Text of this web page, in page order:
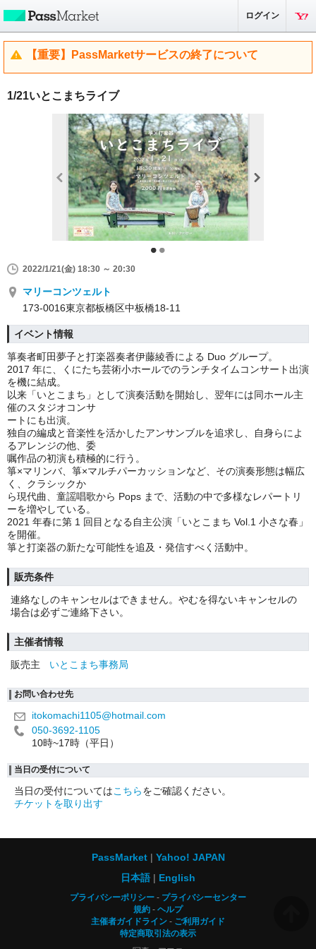
ログイン
【重要】PassMarketサービスの終了について
1/21いとこまちライブ
2022/1/21(金) 18:30 ～ 20:30
マリーコンツェルト
173-0016東京都板橋区中板橋18-11
イベント情報
箏奏者町田夢子と打楽器奏者伊藤綾香による Duo グループ。
2017 年に、くにたち芸術小ホールでのランチタイムコンサート出演
を機に結成。
以来「いとこまち」として演奏活動を開始し、翌年には同ホール主
催のスタジオコンサ
ートにも出演。
独自の編成と音楽性を活かしたアンサンブルを追求し、自身らによ
るアレンジの他、委
嘱作品の初演も積極的に行う。
箏×マリンバ、箏×マルチパーカッションなど、その演奏形態は幅広
く、クラシックか
ら現代曲、童謡唱歌から Pops まで、活動の中で多様なレパートリ
ーを増やしている。
2021 年春に第 1 回目となる自主公演「いとこまち Vol.1 小さな春」
を開催。
箏と打楽器の新たな可能性を追及・発信すべく活動中。
販売条件
連絡なしのキャンセルはできません。やむを得ないキャンセルの
場合は必ずご連絡下さい。
主催者情報
販売主
いとこまち事務局
お問い合わせ先
itokomachi1105@hotmail.com
050-3692-1105
10時~17時（平日）
当日の受付について
当日の受付についてはこちらをご確認ください。
チケットを取り出す
PassMarket
Yahoo! JAPAN
日本語
English
プライバシーポリシー
プライバシーセンター
規約
ヘルプ
主催者ガイドライン
ご利用ガイド
特定商取引法の表示